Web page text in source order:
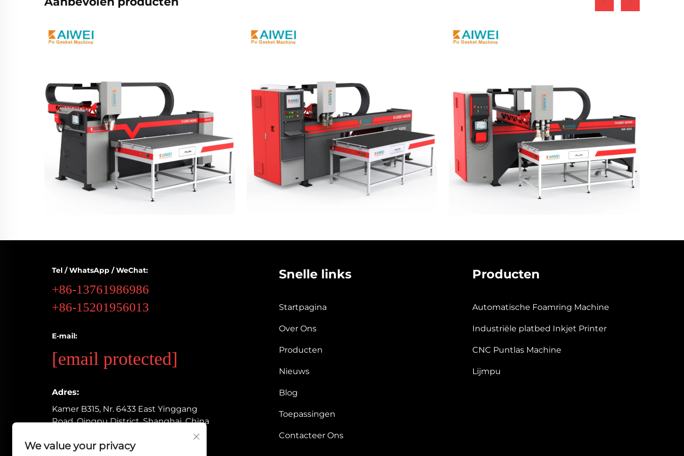
Tel / WhatsApp / WeChat:
+86-13761986986
+86-15201956013
E-mail:
[email protected]
Adres:
Kamer B315, Nr. 6433 East Yinggang
Road, Qingpu District, Shanghai, China
Snelle links
Startpagina
Over Ons
Producten
Nieuws
Blog
Toepassingen
Contacteer Ons
Producten
Automatische Foamring Machine
Industriële platbed Inkjet Printer
CNC Puntlas Machine
Lijmpu
We value your privacy